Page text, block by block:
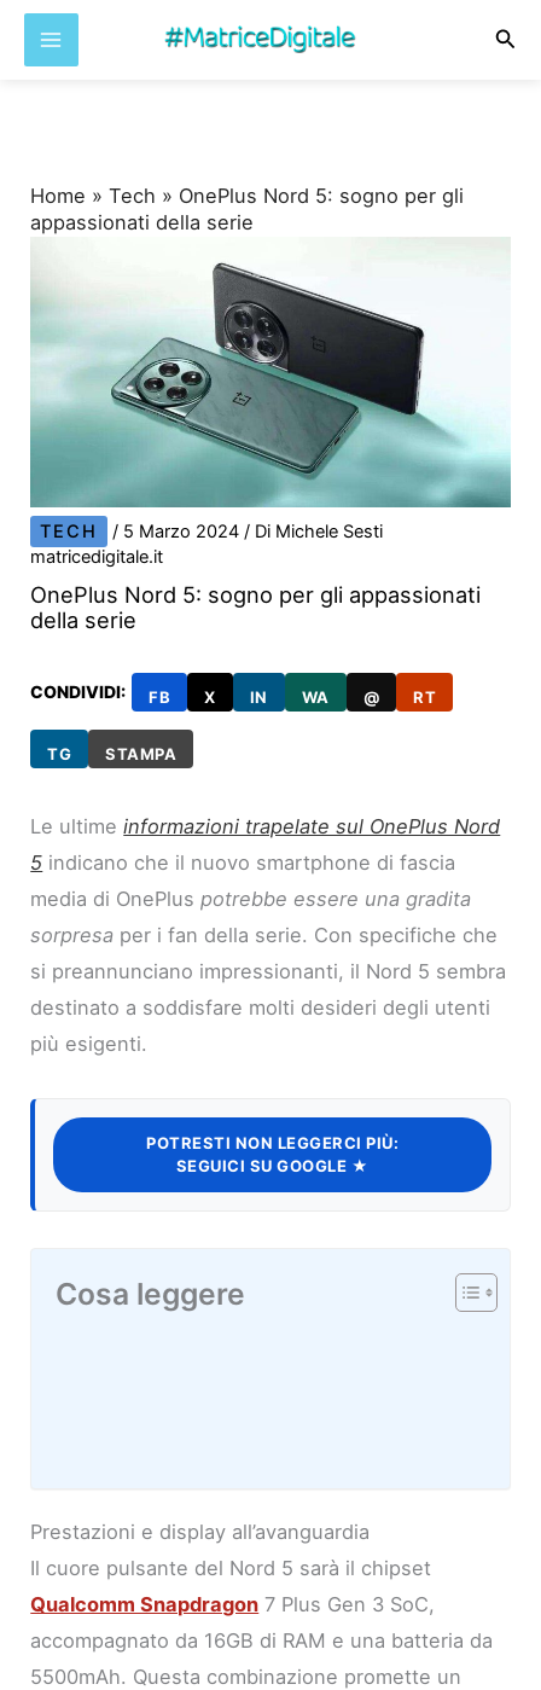
Home »Tech » OnePlus Nord 5: sogno per gli
appassionati della serie
TECH / 5 Marzo 2024/ Di Michele Sesti
matricedigitale.it
OnePlus Nord 5: sogno per gli appassionati
della serie
CONDIVIDI: FB X IN WA @ RT
TG STAMPA
Le ultimeinformazioni trapelate sul OnePlus Nord
5 indicano che il nuovo smartphone di fascia
media di OnePluspotrebbe essere una gradita
sorpresa per i fan della serie. Con specifiche che
si preannunciano impressionanti, il Nord 5 sembra
destinato a soddisfare molti desideri degli utenti
più esigenti.
POTRESTI NON LEGGERCI PIÙ:
SEGUICI SU GOOGLE ★
Cosa leggere
Prestazioni e display all’avanguardia
Il cuore pulsante del Nord 5 sarà il chipset
Qualcomm Snapdragon 7 Plus Gen 3 SoC,
accompagnato da 16GB di RAM e una batteria da
5500mAh. Questa combinazione promette un